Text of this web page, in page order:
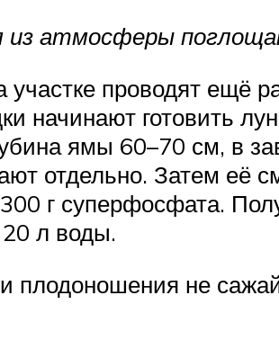
из атмосферы
проводят ещё
начинают готовить
ямы 60–70 см, в
отдельно. Затем её
г суперфосфата.
л воды.
плодоношения не